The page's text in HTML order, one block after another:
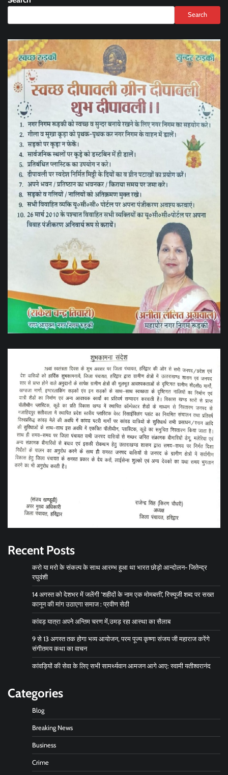
Search
Recent Posts
करो या मरो के संकल्प के साथ आरम्भ हुआ था भारत छोड़ो आन्दोलन- जितेन्द्र
रघुवंशी
14 अगस्त को देशभर में जलेंगी ‘शहीदों के नाम एक मोमबत्ती’, रिफ्यूजी शब्द पर सख्त
कानून की मांग उठाएगा समाज : प्रवीण सेठी
कांवड़ यात्रा अपने अन्तिम चरण में,उमड़ रहा आस्था का सैलाब
9 से 13 अगस्त तक होगा भव्य आयोजन, परम पूज्य कृष्णा संजय जी महाराज करेंगे
संगीतमय कथा का वाचन
कांवड़ियों की सेवा के लिए सभी सामर्थ्यवान आमजन आगे आए: स्वामी यतीश्वरानंद
Categories
Blog
Breaking News
Business
Crime